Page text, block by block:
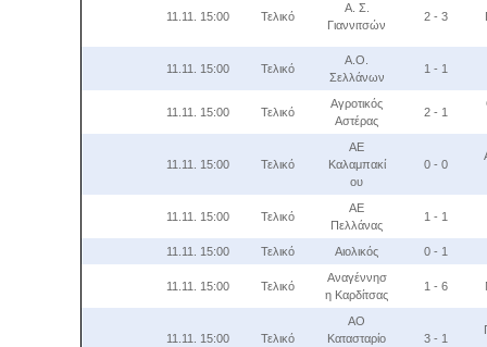
11.11. 15:00 Τελικό
Α. Σ.
Γιαννιτσών
2 - 3
11.11. 15:00 Τελικό
Α.Ο.
Σελλάνων
1 - 1
11.11. 15:00 Τελικό
Αγροτικός
Αστέρας
2 - 1
11.11. 15:00 Τελικό
ΑΕ
Καλαμπακί
ου
0 - 0
11.11. 15:00 Τελικό
ΑΕ
Πελλάνας
1 - 1
11.11. 15:00 Τελικό Αιολικός 0 - 1
11.11. 15:00 Τελικό
Αναγέννησ
η Καρδίτσας
1 - 6
11.11. 15:00 Τελικό
ΑΟ
Κατασταρίο
3 - 1